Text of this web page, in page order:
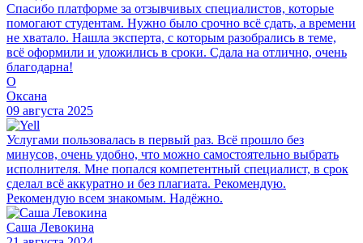
Спасибо платформе за отзывчивых специалистов, которые
помогают студентам. Нужно было срочно всё сдать, а времени
не хватало. Нашла эксперта, с которым разобрались в теме,
всё оформили и уложились в сроки. Сдала на отлично, очень
благодарна!
О
Оксана
09 августа 2025
Услугами пользовалась в первый раз. Всё прошло без
минусов, очень удобно, что можно самостоятельно выбрать
исполнителя. Мне попался компетентный специалист, в срок
сделал всё аккуратно и без плагиата. Рекомендую.
Рекомендую всем знакомым. Надёжно.
Саша Левокина